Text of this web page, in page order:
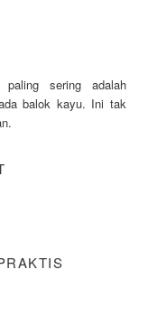
sering adalah
balok kayu. Ini tak